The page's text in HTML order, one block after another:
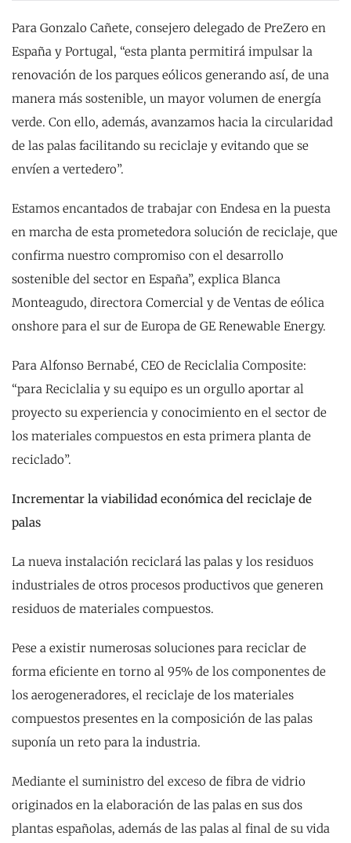
Para Gonzalo Cañete, consejero delegado de PreZero en
España y Portugal, “esta planta permitirá impulsar la
renovación de los parques eólicos generando así, de una
manera más sostenible, un mayor volumen de energía
verde. Con ello, además, avanzamos hacia la circularidad
de las palas facilitando su reciclaje y evitando que se
envíen a vertedero”.
Estamos encantados de trabajar con Endesa en la puesta
en marcha de esta prometedora solución de reciclaje, que
confirma nuestro compromiso con el desarrollo
sostenible del sector en España”, explica Blanca
Monteagudo, directora Comercial y de Ventas de eólica
onshore para el sur de Europa de GE Renewable Energy.
Para Alfonso Bernabé, CEO de Reciclalia Composite:
“para Reciclalia y su equipo es un orgullo aportar al
proyecto su experiencia y conocimiento en el sector de
los materiales compuestos en esta primera planta de
reciclado”.
Incrementar la viabilidad económica del reciclaje de
palas
La nueva instalación reciclará las palas y los residuos
industriales de otros procesos productivos que generen
residuos de materiales compuestos.
Pese a existir numerosas soluciones para reciclar de
forma eficiente en torno al 95% de los componentes de
los aerogeneradores, el reciclaje de los materiales
compuestos presentes en la composición de las palas
suponía un reto para la industria.
Mediante el suministro del exceso de fibra de vidrio
originados en la elaboración de las palas en sus dos
plantas españolas, además de las palas al final de su vida